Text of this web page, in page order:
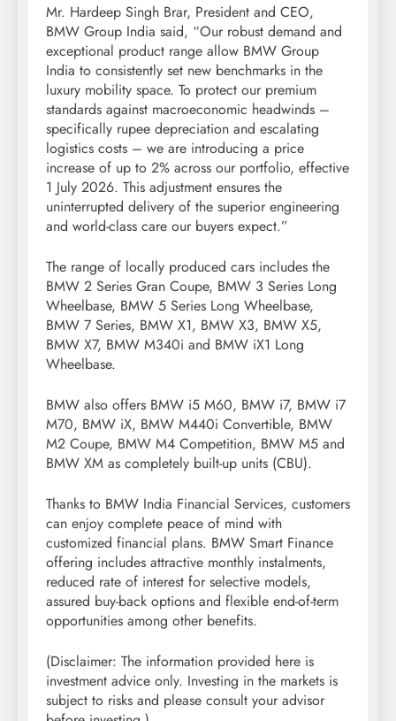
Mr. Hardeep Singh Brar, President and CEO,
BMW Group India said, “Our robust demand and
exceptional product range allow BMW Group
India to consistently set new benchmarks in the
luxury mobility space. To protect our premium
standards against macroeconomic headwinds –
specifically rupee depreciation and escalating
logistics costs – we are introducing a price
increase of up to 2% across our portfolio, effective
1 July 2026. This adjustment ensures the
uninterrupted delivery of the superior engineering
and world-class care our buyers expect.”
The range of locally produced cars includes the
BMW 2 Series Gran Coupe, BMW 3 Series Long
Wheelbase, BMW 5 Series Long Wheelbase,
BMW 7 Series, BMW X1, BMW X3, BMW X5,
BMW X7, BMW M340i and BMW iX1 Long
Wheelbase.
BMW also offers BMW i5 M60, BMW i7, BMW i7
M70, BMW iX, BMW M440i Convertible, BMW
M2 Coupe, BMW M4 Competition, BMW M5 and
BMW XM as completely built-up units (CBU).
Thanks to BMW India Financial Services, customers
can enjoy complete peace of mind with
customized financial plans. BMW Smart Finance
offering includes attractive monthly instalments,
reduced rate of interest for selective models,
assured buy-back options and flexible end-of-term
opportunities among other benefits.
(Disclaimer: The information provided here is
investment advice only. Investing in the markets is
subject to risks and please consult your advisor